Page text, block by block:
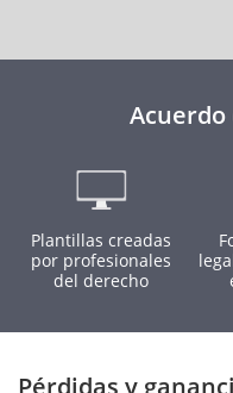
Plantillas creadas
por profesionales
del derecho
Pérdidas y